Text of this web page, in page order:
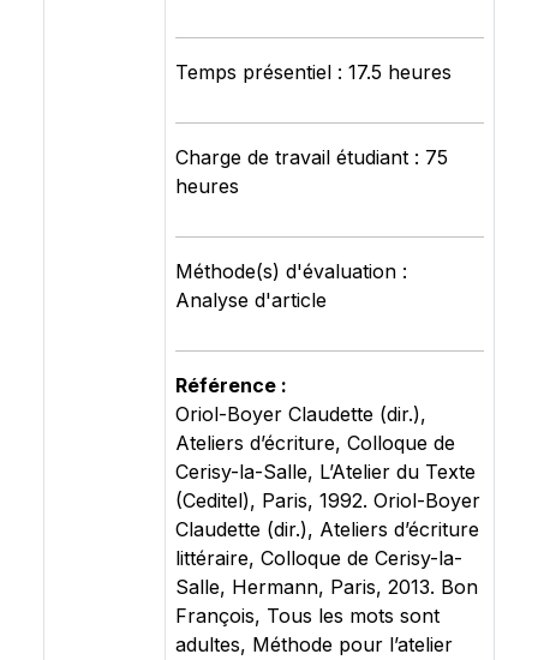
Temps présentiel : 17.5 heures
Charge de travail étudiant : 75
heures
Méthode(s) d'évaluation :
Analyse d'article
Référence :
Oriol-Boyer Claudette (dir.),
Ateliers d’écriture, Colloque de
Cerisy-la-Salle, L’Atelier du Texte
(Ceditel), Paris, 1992. Oriol-Boyer
Claudette (dir.), Ateliers d’écriture
littéraire, Colloque de Cerisy-la-
Salle, Hermann, Paris, 2013. Bon
François, Tous les mots sont
adultes, Méthode pour l’atelier